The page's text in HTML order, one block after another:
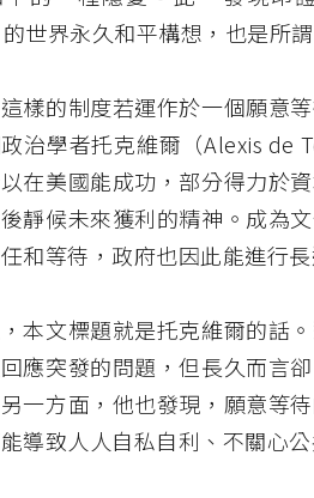
世界永久和平構想，也是所
樣的制度若運作於一個願意
治學者托克維爾（Alexis de
在美國能成功，部分得力於
靜候未來獲利的精神。成為
和等待，政府也因此能進行
本文標題就是托克維爾的話
應突發的問題，但長久而言
一方面，他也發現，願意等
導致人人自私自利、不關心